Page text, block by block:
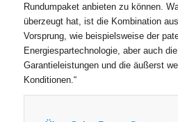
Rundumpaket anbieten zu können.
überzeugt hat, ist die Kombination
Vorsprung, wie beispielsweise der
Energiespartechnologie, aber auch
Garantieleistungen und die äußerst
Konditionen.“